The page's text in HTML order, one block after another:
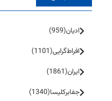
ادیان(959)
افراط‌گرایی(1101)
ایران(1861)
جفا‌بر‌کلیسا(1340)